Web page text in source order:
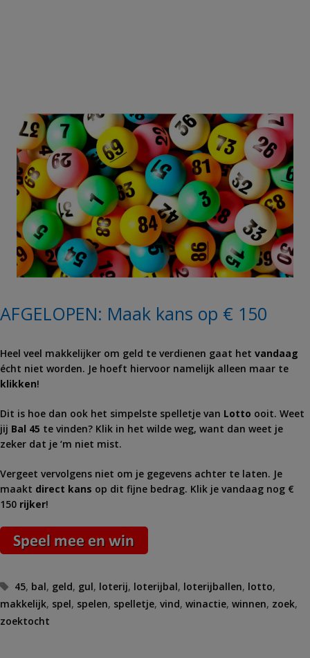
AFGELOPEN: Maak kans op € 150
Heel veel makkelijker om geld te verdienen gaat het vandaag
écht niet worden. Je hoeft hiervoor namelijk alleen maar te
klikken!
Dit is hoe dan ook het simpelste spelletje van Lotto ooit. Weet
jij Bal 45 te vinden? Klik in het wilde weg, want dan weet je
zeker dat je ‘m niet mist.
Vergeet vervolgens niet om je gegevens achter te laten. Je
maakt direct kans op dit fijne bedrag. Klik je vandaag nog €
150 rijker!
Tags
45, bal, geld, gul, loterij, loterijbal, loterijballen, lotto,
makkelijk, spel, spelen, spelletje, vind, winactie, winnen, zoek,
zoektocht